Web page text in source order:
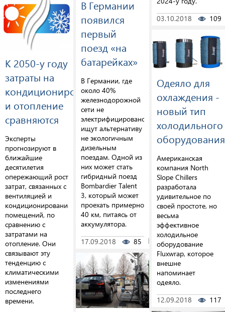
К 2050-у году
затраты на
кондиционирование
и отопление
сравняются
Эксперты
прогнозируют в
ближайшие
десятилетия
опережающий рост
затрат, связанных с
вентиляцией и
кондиционированием
помещений, по
сравнению с
затратами на
отопление. Они
связывают эту
тенденцию с
климатическими
изменениями
последнего
времени.
В Германии
появился
первый
поезд «на
батарейках»
В Германии, где
около 40%
железнодорожной
сети не
электрифицировано,
ищут альтернативу
не экологичным
дизельным
поездам. Одной из
них может стать
гибридный поезд
Bombardier Talent
3, который может
проехать примерно
40 км, питаясь от
аккумулятора.
17.09.2018
85 0
03.10.2018
109
Одеяло для
охлаждения -
новый тип
холодильного
оборудования
Американская
компания North
Slope Chillers
разработала
удивительное по
своей простоте, но
весьма
эффективное
холодильное
оборудование
Fluxwrap, которое
внешне
напоминает
одеяло.
12.09.2018
117